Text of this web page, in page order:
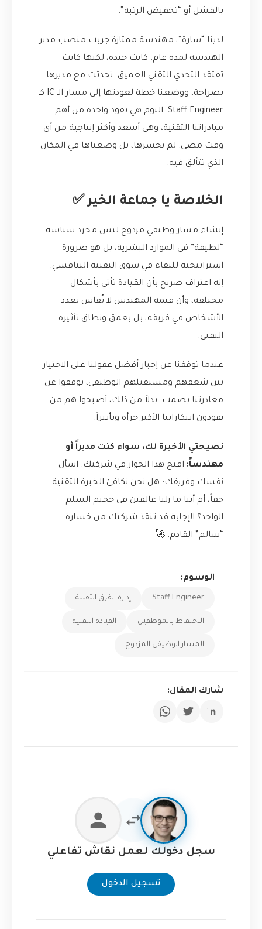
بالفشل أو “تخفيض الرتبة”.
لدينا “سارة”، مهندسة ممتازة جربت منصب مدير
الهندسة لمدة عام. كانت جيدة، لكنها كانت
تفتقد التحدي التقني العميق. تحدثت مع مديرها
بصراحة، ووضعنا خطة لعودتها إلى مسار الـ IC كـ
Staff Engineer. اليوم هي تقود واحدة من أهم
مبادراتنا التقنية، وهي أسعد وأكثر إنتاجية من أي
وقت مضى. لم نخسرها، بل وضعناها في المكان
الذي تتألق فيه.
الخلاصة يا جماعة الخير ✅
إنشاء مسار وظيفي مزدوج ليس مجرد سياسة
“لطيفة” في الموارد البشرية، بل هو ضرورة
استراتيجية للبقاء في سوق التقنية التنافسي.
إنه اعتراف صريح بأن القيادة تأتي بأشكال
مختلفة، وأن قيمة المهندس لا تُقاس بعدد
الأشخاص في فريقه، بل بعمق ونطاق تأثيره
التقني.
عندما توقفنا عن إجبار أفضل عقولنا على الاختيار
بين شغفهم ومستقبلهم الوظيفي، توقفوا عن
مغادرتنا بصمت. بدلاً من ذلك، أصبحوا هم من
يقودون ابتكاراتنا الأكثر جرأة وتأثيراً.
نصيحتي الأخيرة لك، سواء كنت مديراً أو
مهندساً: افتح هذا الحوار في شركتك. اسأل
نفسك وفريقك: هل نحن نكافئ الخبرة التقنية
حقاً، أم أننا ما زلنا عالقين في جحيم السلم
الواحد؟ الإجابة قد تنقذ شركتك من خسارة
“سالم” القادم. 🚀
الوسوم:
Staff Engineer إدارة الفرق التقنية
الاحتفاظ بالموظفين القيادة التقنية
المسار الوظيفي المزدوج
شارك المقال:
سجل دخولك لعمل نقاش تفاعلي
تسجيل الدخول